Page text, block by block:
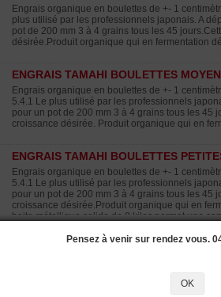
Engrais organique en boulettes de +- 1
plus utilisé par les professionnels japonais. A
pot de 200 mm 3 à 4 grains tous les 45
désirée.Produit organique qui en fermentation
ENGRAIS TAMAHI BOULETTES
Engrais organique en boulettes de +- 1
5.4.1 Le plus utilisé par les professionnels
pour un pot de 200 mm 3 à 4 grains tous les 45
croissance désirée. Produit organique qui en
ENGRAIS TAMAHI BOULETTES
Engrais organique en boulettes de +- 1
5.4.1 Le plus utilisé par les professionnels
pour un pot de 200 mm 3 à 4 grains tous les 45
croissance désirée.Produit organique qui en
boite métallique solide de 8 kilos permet une
PANIER À BOULETTES PAR 10 SUR
Forme sphérique qui maintient bien l'engrais
ainsi ne seront pas touchées par les oiseaux
Pensez à venir sur rendez vous.
OK